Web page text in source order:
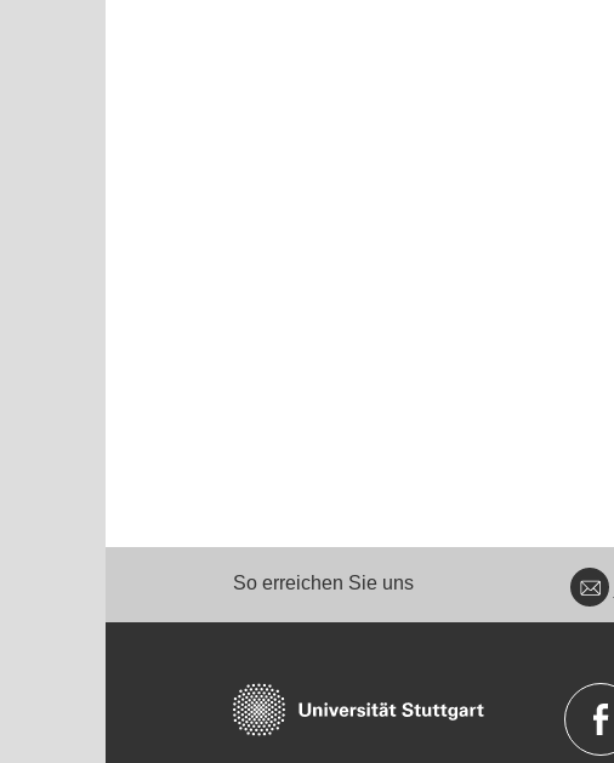
So erreichen Sie uns